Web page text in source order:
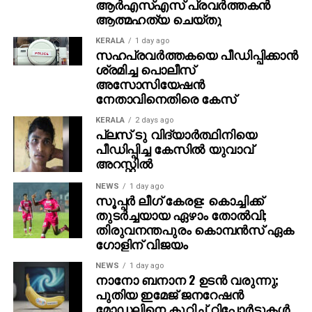
ആവശ്യപ്പെട്ടിരിക്കുന്നത്. എന്നാല്‍ ത്യാഗരാജ
ഭാഗവതരുടെ ബയോപിക് അല്ല ഈ ചിത്രം എന്ന്
അണിയറ പ്രവര്‍ത്തകര്‍ നേരത്തെ
വ്യക്തമാക്കിയിരുന്നു.
നടിപ്പ് ചക്രവര്‍ത്തി എന്ന വിളിപ്പേരില്‍ അറിയപ്പെടുന്ന ടി
കെ മഹാദേവന്‍ എന്ന നടന്‍ ആയാണ് ദുല്‍ഖര്‍
സല്‍മാന്‍ ഈ ചിത്രത്തില്‍ വേഷമിടുന്നത്. 1950
കാലഘട്ടത്തിലെ മദ്രാസിന്റെ പശ്ചാത്തലത്തിലാണ്
‘കാന്ത’ കഥ പറയുന്നത്. ദുല്‍ഖര്‍ സല്‍മാന്‍ കൂടാതെ
സമുദ്രക്കനി, ഭാഗ്യശ്രീ ബോര്‍സെ, റാണ ദഗ്ഗുബതി,
രവീന്ദ്ര വിജയ്, ഭഗവതി പെരുമാള്‍, നിഴല്‍കള്‍ രവി
എന്നിവരാണ് ചിത്രത്തിലെ മറ്റു നിര്‍ണ്ണായക
കഥാപാത്രങ്ങളെ അവതരിപ്പിക്കുന്നത്. അയ്യാ എന്ന്
പേരുള്ള സംവിധായകനായി സമുദ്രക്കനി
വേഷമിടുമ്പോള്‍, പോലീസ് ഓഫീസര്‍ ആയാണ് റാണ
ദഗ്ഗുബതി ഈ ചിത്രത്തില്‍ അഭിനയിച്ചിരിക്കുന്നത്.
കുമാരി എന്നാണ് ഭാഗ്യശ്രീ ബോര്‍സെ
അവതരിപ്പിക്കുന്ന നായികാ കഥാപാത്രത്തിന്റെ പേര്.
ആര്‍എസ്എസ് പ്രവര്‍ത്തകന്‍
ആത്മഹത്യ ചെയ്തു
KERALA 1 day ago
സഹപ്രവര്‍ത്തകയെ പീഡിപ്പിക്കാന്‍
ശ്രമിച്ച പൊലീസ്
അസോസിയേഷന്‍
നേതാവിനെതിരെ കേസ്
KERALA 2 days ago
പ്ലസ് ടു വിദ്യാര്‍ത്ഥിനിയെ
പീഡിപ്പിച്ച കേസില്‍ യുവാവ്
അറസ്റ്റില്‍
NEWS 1 day ago
സൂപ്പര്‍ ലീഗ് കേരള: കൊച്ചിക്ക്
തുടര്‍ച്ചയായ ഏഴാം തോല്‍വി;
തിരുവനന്തപുരം കൊമ്പന്‍സ് ഏക
ഗോളിന് വിജയം
NEWS 1 day ago
നാനോ ബനാന 2 ഉടന്‍ വരുന്നു;
പുതിയ ഇമേജ് ജനറേഷന്‍
മോഡലിനെ കുറിച്ച് റിപ്പോര്‍ട്ടുകള്‍